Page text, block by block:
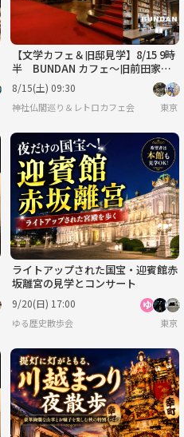
【文学カフェ＆旧邸見学】8/15 9時
半 BUNDAN カフェ～旧前田家本
邸！【常連者参加費還元！】
8/15(土) 09:30
神社仏閣巡り＆レトロカフェ会 東京
ライトアップされた国宝・迎賓館赤
坂離宮の見学とコンサート
9/20(日) 17:00
ゆる歴史散歩会 東京